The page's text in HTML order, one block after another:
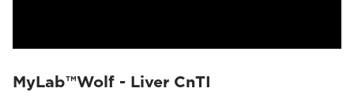
MyLab™Wolf - Liver CnTI